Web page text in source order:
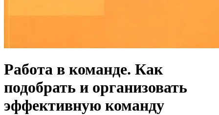
Работа в команде. Как
подобрать и организовать
эффективную команду